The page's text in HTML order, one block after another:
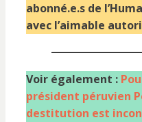
abonné.e.s de
avec l’aimable
Voir également :
président péruvien
destitution est